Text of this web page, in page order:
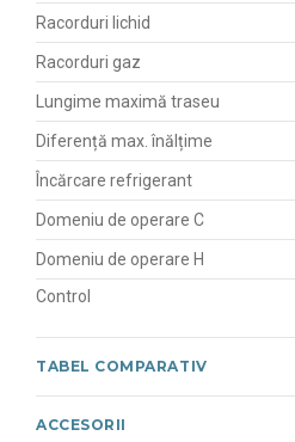
Racorduri lichid
Racorduri gaz
Lungime maximă traseu
Diferență max. înălțime
Încărcare refrigerant
Domeniu de operare C
Domeniu de operare H
Control
TABEL COMPARATIV
ACCESORII